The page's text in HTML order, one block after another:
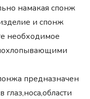
намакая спонж
и спонж
необходимое
предназначен